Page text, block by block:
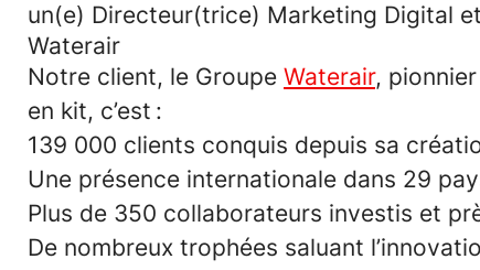
un(e) Directeur(trice) Marketing Digital
Waterair
Notre client, le Groupe Waterair,
en kit, c’est :
139 000 clients conquis depuis sa
Une présence internationale dans 29
Plus de 350 collaborateurs investis et
De nombreux trophées saluant